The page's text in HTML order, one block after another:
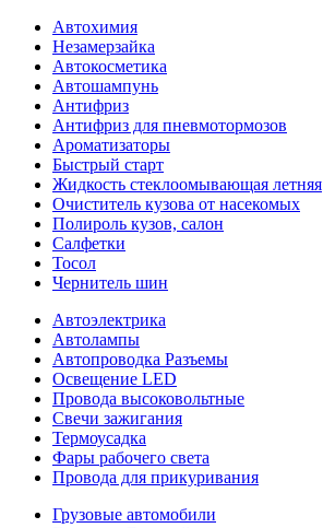
Автохимия
Незамерзайка
Автокосметика
Автошампунь
Антифриз
Антифриз для пневмотормозов
Ароматизаторы
Быстрый старт
Жидкость стеклоомывающая летняя
Очиститель кузова от насекомых
Полироль кузов, салон
Салфетки
Тосол
Чернитель шин
Автоэлектрика
Автолампы
Автопроводка Разъемы
Освещение LED
Провода высоковольтные
Свечи зажигания
Термоусадка
Фары рабочего света
Провода для прикуривания
Грузовые автомобили